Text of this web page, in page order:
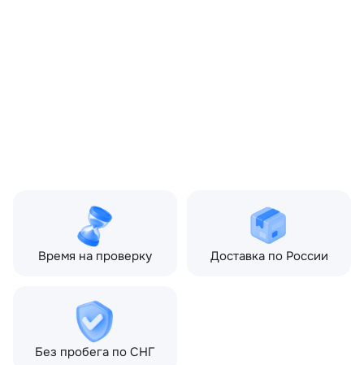
Время на проверку Доставка по России
Без пробега по СНГ